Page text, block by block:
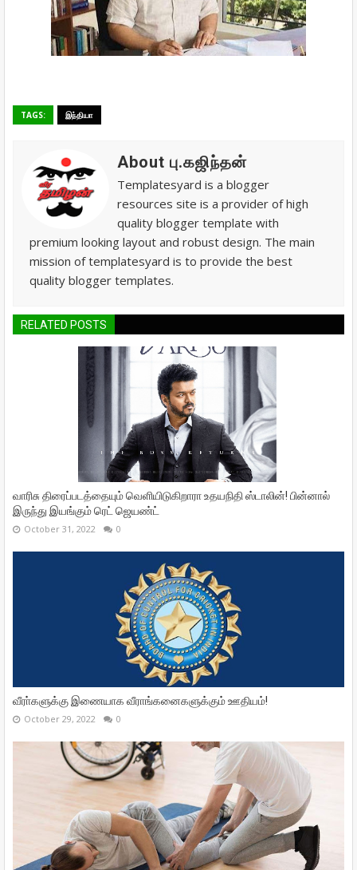
TAGS: இந்தியா
About பு.கஜிந்தன்
Templatesyard is a blogger
resources site is a provider of high
quality blogger template with
premium looking layout and robust design. The main
mission of templatesyard is to provide the best
quality blogger templates.
RELATED POSTS
வாரிசு திரைப்படத்தையும் வெளியிடுகிறாரா உதயநிதி ஸ்டாலின்! பின்னால்
இருந்து இயங்கும் ரெட் ஜெயண்ட்
October 31, 2022 0
வீரா்களுக்கு இணையாக வீராங்கனைகளுக்கும் ஊதியம்!
October 29, 2022 0